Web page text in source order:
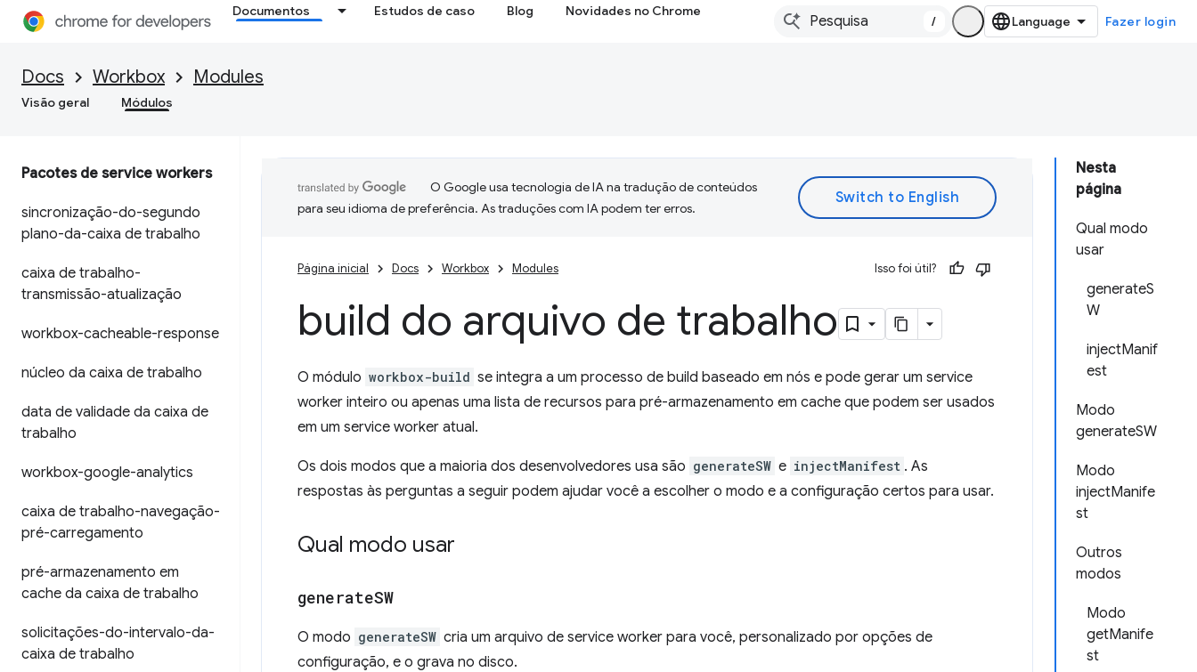
Documentos Estudos de caso Blog Novidades no Chrome
/ Fazer login
Docs Workbox Modules
Visão geral Módulos
Pacotes de service workers
sincronização-do-segundo
plano-da-caixa de trabalho
caixa de trabalho-
transmissão-atualização
workbox-cacheable-response
núcleo da caixa de trabalho
data de validade da caixa de
trabalho
workbox-google-analytics
caixa de trabalho-navegação-
pré-carregamento
pré-armazenamento em
cache da caixa de trabalho
solicitações-do-intervalo-da-
caixa de trabalho
Nesta
página
Qual modo
usar
generateS
W
injectManif
est
Modo
generateSW
Modo
injectManife
st
Outros
modos
Modo
getManife
st
O Google usa tecnologia de IA na tradução de conteúdos
para seu idioma de preferência. As traduções com IA podem ter erros.
Página inicial Docs Workbox Modules Isso foi útil?
build do arquivo de trabalho
O módulo workbox-build se integra a um processo de build baseado em nós e pode gerar um service
worker inteiro ou apenas uma lista de recursos para pré-armazenamento em cache que podem ser usados
em um service worker atual.
Os dois modos que a maioria dos desenvolvedores usa são generateSW e injectManifest . As
respostas às perguntas a seguir podem ajudar você a escolher o modo e a configuração certos para usar.
Qual modo usar
generateSW
O modo generateSW cria um arquivo de service worker para você, personalizado por opções de
configuração, e o grava no disco.